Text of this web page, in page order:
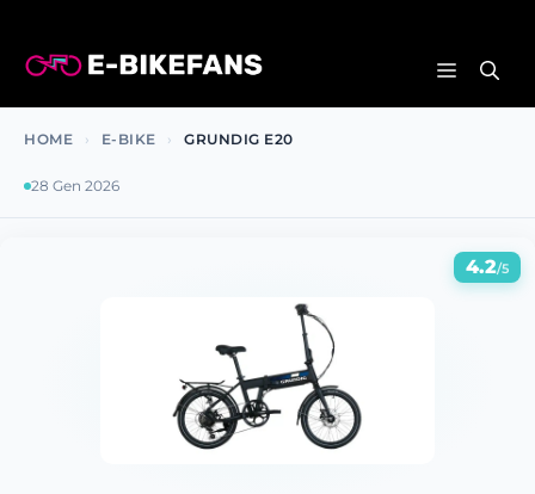
MENU
HOME › E-BIKE › GRUNDIG E20
28 Gen 2026
4.2/5